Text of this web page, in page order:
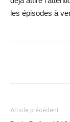
les épisodes à
Article précédent